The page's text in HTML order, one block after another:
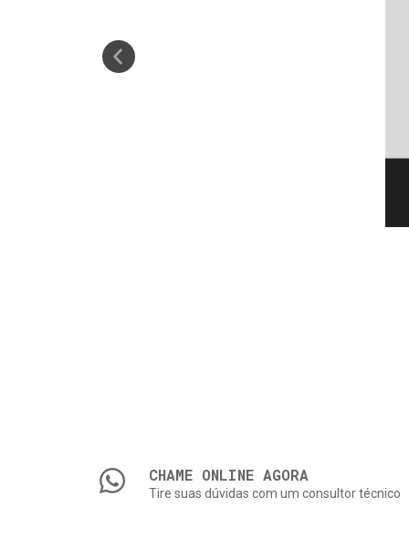
CHAME ONLINE AGORA
Tire suas dúvidas com um consultor técnico